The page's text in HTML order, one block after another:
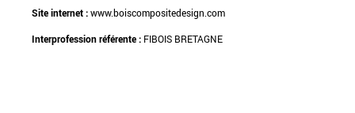
Site internet :www.boiscompositedesign.com
Interprofession référente : FIBOIS BRETAGNE